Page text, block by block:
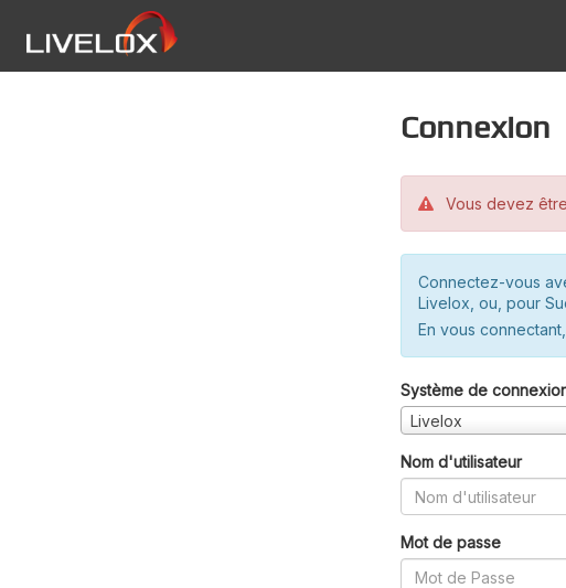
Connexion
Vous devez
Connectez-vous
Livelox, ou, pour
En vous
Système de
Livelox
Nom d'utilisateur
Mot de passe